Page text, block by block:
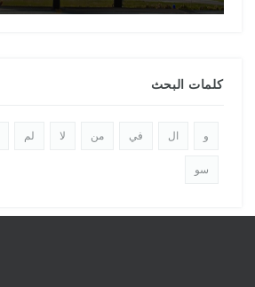
كلمات البحث
و ال في من لا لم
سو